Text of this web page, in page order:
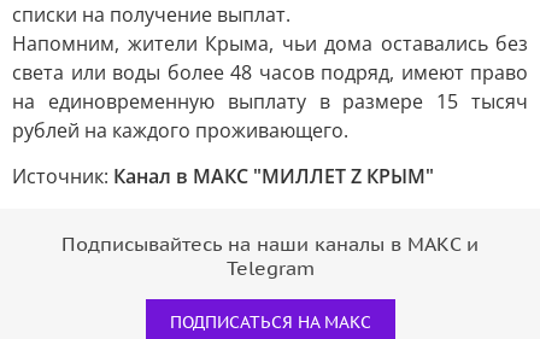
списки на получение выплат.
Напомним, жители Крыма, чьи дома оставались без
света или воды более 48 часов подряд, имеют право
на единовременную выплату в размере 15 тысяч
рублей на каждого проживающего.
Источник: Канал в МАКС "МИЛЛЕТ Z КРЫМ"
Подписывайтесь на наши каналы в МАКС и
Telegram
ПОДПИСАТЬСЯ НА МАКС